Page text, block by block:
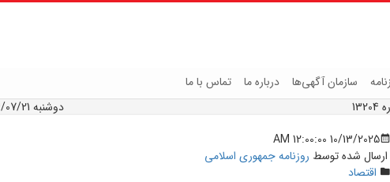
سازمان آگهی‌ها درباره ما تماس با ما
دوشنبه 1404/07/21
10/13/2025 12:00:00 AM
ارسال شده توسط روزنامه جمهوری اسلامی
اقتصاد